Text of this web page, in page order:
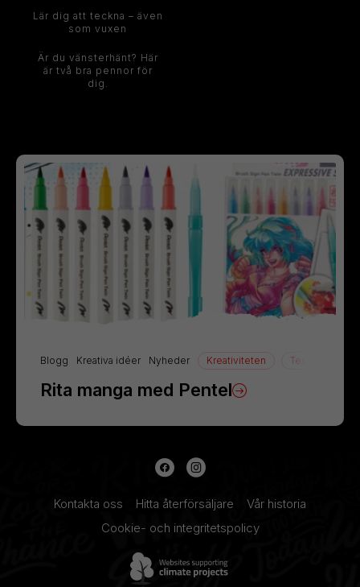
Blogg Kreativa idéer Nyheder Kreativiteten Teckning
Rita manga med Pentel
Lär dig att teckna – även
som vuxen
Är du vänsterhänt? Här
är två bra pennor för
dig.
Kontakta oss Hitta återförsäljare
Vår historia
Cookie- och integritetspolicy